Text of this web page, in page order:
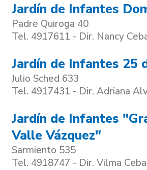
Jardín de Infantes
Padre Quiroga 40
Tel. 4917611 - Dir. Nancy
Jardín de Infantes 25
Julio Sched 633
Tel. 4917431 - Dir. Adriana
Jardín de Infantes
Valle Vázquez"
Sarmiento 535
Tel. 4918747 - Dir. Vilma